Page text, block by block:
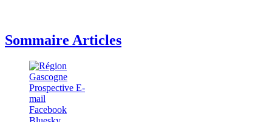
Sommaire Articles